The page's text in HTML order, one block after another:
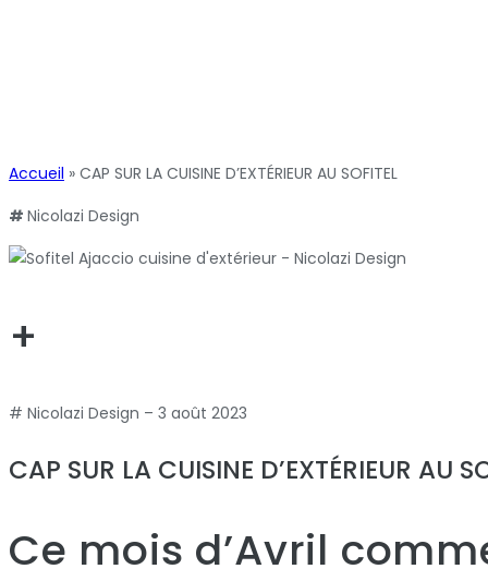
Accueil » CAP SUR LA CUISINE D’EXTÉRIEUR AU SOFITEL
# Nicolazi Design
+
# Nicolazi Design – 3 août 2023
CAP SUR LA CUISINE D’EXTÉRIEUR AU
Ce mois d’Avril